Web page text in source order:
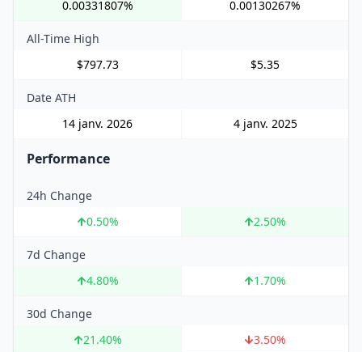
0.00331807% 0.00130267%
All-Time High
$797.73
$5.35
Date ATH
14 janv. 2026
4 janv. 2025
Performance
24h Change
0.50% 2.50%
7d Change
4.80% 1.70%
30d Change
21.40% 3.50%